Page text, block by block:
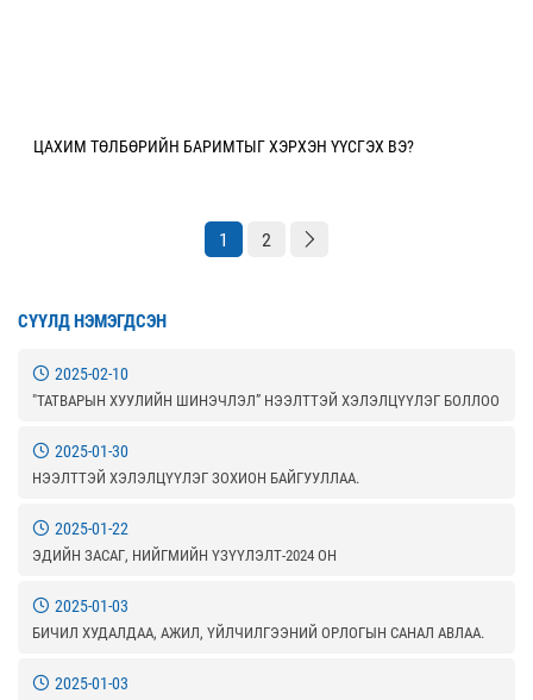
ЦАХИМ ТӨЛБӨРИЙН БАРИМТЫГ ХЭРХЭН ҮҮСГЭХ ВЭ?
1 2
СҮҮЛД НЭМЭГДСЭН
2025-02-10
"ТАТВАРЫН ХУУЛИЙН ШИНЭЧЛЭЛ” НЭЭЛТТЭЙ ХЭЛЭЛЦҮҮЛЭГ БОЛЛОО
2025-01-30
НЭЭЛТТЭЙ ХЭЛЭЛЦҮҮЛЭГ ЗОХИОН БАЙГУУЛЛАА.
2025-01-22
ЭДИЙН ЗАСАГ, НИЙГМИЙН ҮЗҮҮЛЭЛТ-2024 ОН
2025-01-03
БИЧИЛ ХУДАЛДАА, АЖИЛ, ҮЙЛЧИЛГЭЭНИЙ ОРЛОГЫН САНАЛ АВЛАА.
2025-01-03